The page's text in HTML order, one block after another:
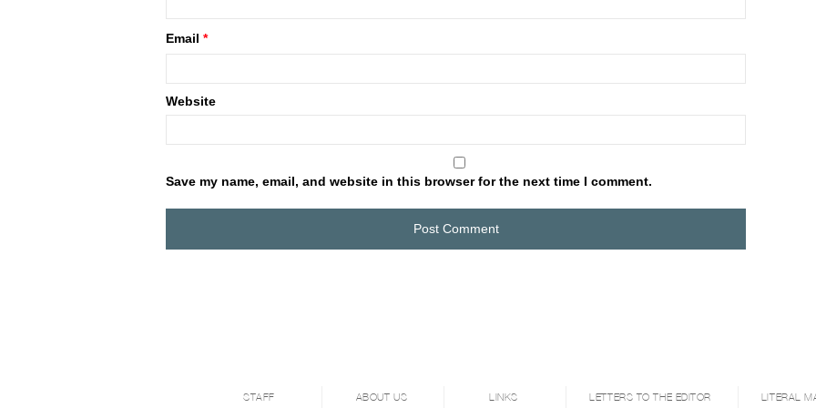
Email *
Website
Save my name, email, and website in this browser for the next time I comment.
STAFF ABOUT US LINKS LETTERS TO THE EDITOR LITERAL